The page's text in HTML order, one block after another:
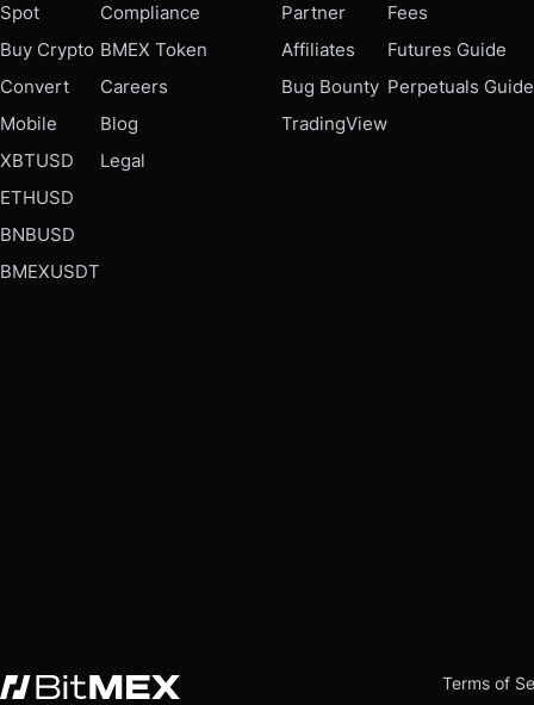
Spot
Buy Crypto
Convert
Mobile
XBTUSD
ETHUSD
BNBUSD
BMEXUSDT
Compliance
BMEX Token
Careers
Blog
Legal
Partner
Affiliates
Bug Bounty
TradingView
Fees
Futures Guide
Perpetuals Guide
Terms of